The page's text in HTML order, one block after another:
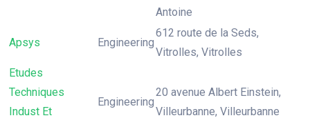
Antoine
Apsys Engineering
612 route de la Seds,
Vitrolles, Vitrolles
Etudes
Techniques
Indust Et
Engineering
20 avenue Albert Einstein,
Villeurbanne, Villeurbanne